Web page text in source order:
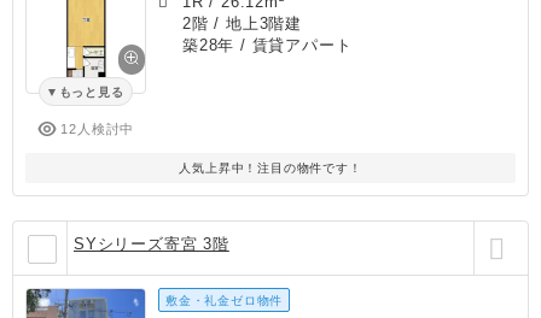
もっと見る
12人検討中
2階 / 地上3階建
築28年 / 賃貸アパート
人気上昇中！注目の物件です！
SYシリーズ寄宮 3階
敷金・礼金ゼロ物件